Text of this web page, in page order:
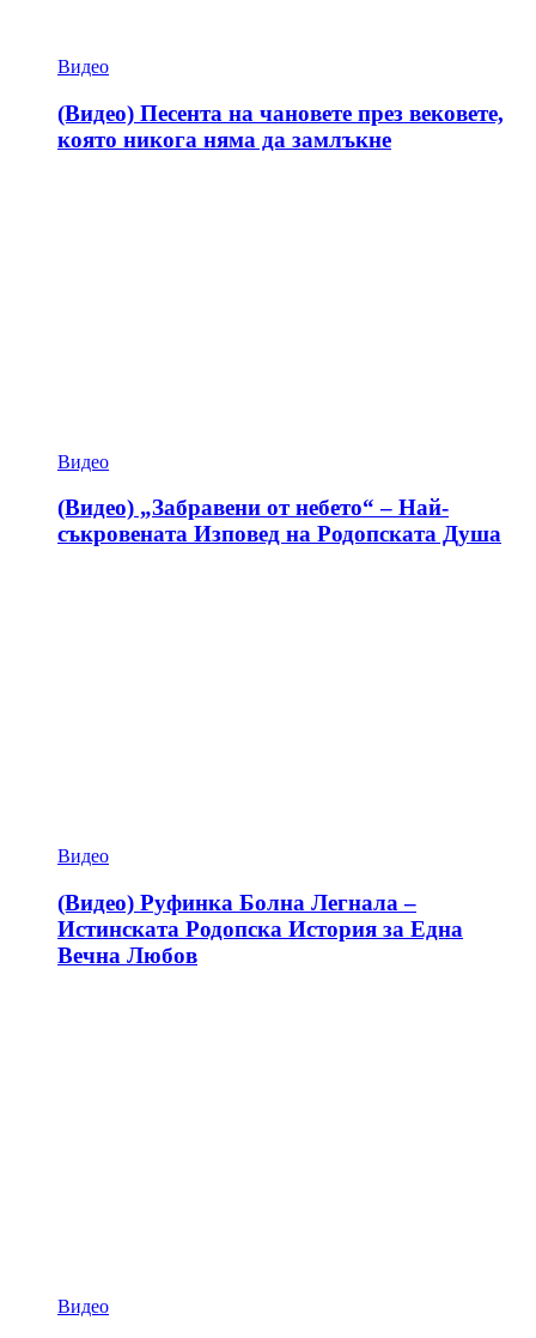
Видео
(Видео) Песента на чановете през вековете,
която никога няма да замлъкне
Видео
(Видео) „Забравени от небето“ – Най-
съкровената Изповед на Родопската Душа
Видео
(Видео) Руфинка Болна Легнала –
Истинската Родопска История за Една
Вечна Любов
Видео